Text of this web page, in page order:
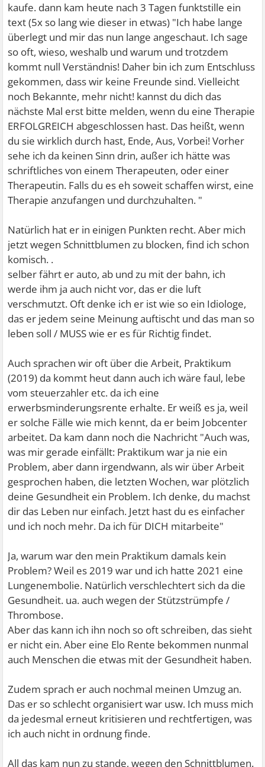
kaufe. dann kam heute nach 3 Tagen funktstille ein
text (5x so lang wie dieser in etwas) "Ich habe lange
überlegt und mir das nun lange angeschaut. Ich sage
so oft, wieso, weshalb und warum und trotzdem
kommt null Verständnis! Daher bin ich zum Entschluss
gekommen, dass wir keine Freunde sind. Vielleicht
noch Bekannte, mehr nicht! kannst du dich das
nächste Mal erst bitte melden, wenn du eine Therapie
ERFOLGREICH abgeschlossen hast. Das heißt, wenn
du sie wirklich durch hast, Ende, Aus, Vorbei! Vorher
sehe ich da keinen Sinn drin, außer ich hätte was
schriftliches von einem Therapeuten, oder einer
Therapeutin. Falls du es eh soweit schaffen wirst, eine
Therapie anzufangen und durchzuhalten. "
Natürlich hat er in einigen Punkten recht. Aber mich
jetzt wegen Schnittblumen zu blocken, find ich schon
komisch. .
selber fährt er auto, ab und zu mit der bahn, ich
werde ihm ja auch nicht vor, das er die luft
verschmutzt. Oft denke ich er ist wie so ein Idiologe,
das er jedem seine Meinung auftischt und das man so
leben soll / MUSS wie er es für Richtig findet.
Auch sprachen wir oft über die Arbeit, Praktikum
(2019) da kommt heut dann auch ich wäre faul, lebe
vom steuerzahler etc. da ich eine
erwerbsminderungsrente erhalte. Er weiß es ja, weil
er solche Fälle wie mich kennt, da er beim Jobcenter
arbeitet. Da kam dann noch die Nachricht "Auch was,
was mir gerade einfällt: Praktikum war ja nie ein
Problem, aber dann irgendwann, als wir über Arbeit
gesprochen haben, die letzten Wochen, war plötzlich
deine Gesundheit ein Problem. Ich denke, du machst
dir das Leben nur einfach. Jetzt hast du es einfacher
und ich noch mehr. Da ich für DICH mitarbeite"
Ja, warum war den mein Praktikum damals kein
Problem? Weil es 2019 war und ich hatte 2021 eine
Lungenembolie. Natürlich verschlechtert sich da die
Gesundheit. ua. auch wegen der Stützstrümpfe /
Thrombose.
Aber das kann ich ihn noch so oft schreiben, das sieht
er nicht ein. Aber eine Elo Rente bekommen nunmal
auch Menschen die etwas mit der Gesundheit haben.
Zudem sprach er auch nochmal meinen Umzug an.
Das er so schlecht organisiert war usw. Ich muss mich
da jedesmal erneut kritisieren und rechtfertigen, was
ich auch nicht in ordnung finde.
All das kam nun zu stande, wegen den Schnittblumen.